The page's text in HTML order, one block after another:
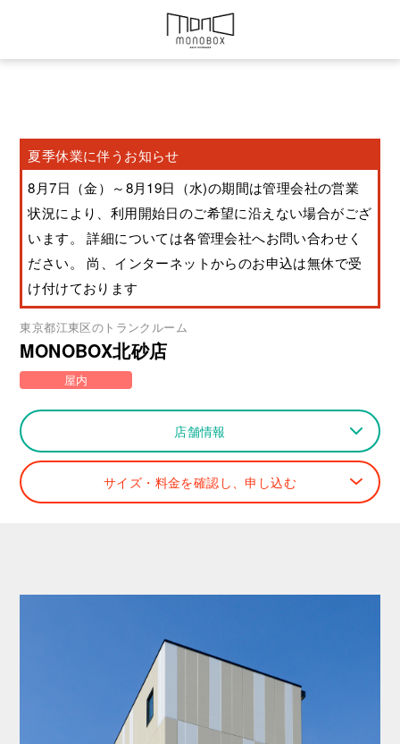
夏季休業に伴うお知らせ
8月7日（金）～8月19日（水)の期間は管理会社の営業
状況により、利用開始日のご希望に沿えない場合がござ
います。 詳細については各管理会社へお問い合わせく
ださい。 尚、インターネットからのお申込は無休で受
け付けております
東京都江東区のトランクルーム
MONOBOX北砂店
屋内
店舗情報
サイズ・料金を確認し、申し込む